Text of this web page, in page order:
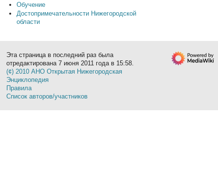
Обучение
Достопримечательности Нижегородской
области
Эта страница в последний раз была
отредактирована 7 июня 2011 года в 15:58.
(¢) 2010 АНО Открытая Нижегородская
Энциклопедия
Правила
Список авторов/участников